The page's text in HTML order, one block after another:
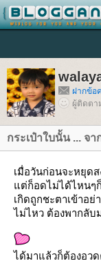
ฝากข้อ
ผู้ติดตา
กระเป๋าใบนั้น ... จ
เมื่อวันก่อนจะหยุดส
ต่ก็อดไม่ได้ไหนๆก็
เกิดถูกชะตาเข้าอย่
ไม่ไหว ต้องพากลั
ได้มาแล้วก็ต้องอว